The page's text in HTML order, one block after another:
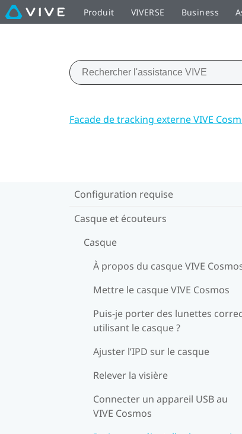
Produit VIVERSE Business
Facade de tracking externe VIVE
Configuration requise
Casque et écouteurs
Casque
À propos du casque VIVE
Mettre le casque VIVE Cosmos
Puis-je porter des lunettes
utilisant le casque ?
Ajuster l’IPD sur le casque
Relever la visière
Connecter un appareil USB au
VIVE Cosmos